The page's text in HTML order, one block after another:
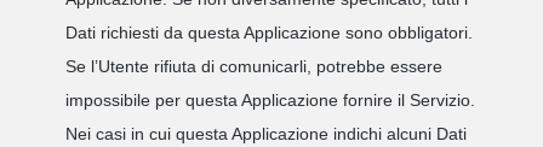
Dati richiesti da questa Applicazione sono obbligatori.
Se l’Utente rifiuta di comunicarli, potrebbe essere
impossibile per questa Applicazione fornire il Servizio.
Nei casi in cui questa Applicazione indichi alcuni Dati